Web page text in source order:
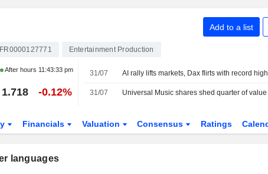
Add to a list
FR0000127771 Entertainment Production
After hours 11:43:33 pm
1.718 -0.12%
31/07 AI rally lifts markets, Dax flirts with record high
31/07
Financials Valuation Consensus Ratings
languages